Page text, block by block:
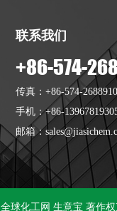
联系我们
+86-574-
传真：+86-574-
手机：+86-
邮箱：
全球化工网 生意宝 著作权